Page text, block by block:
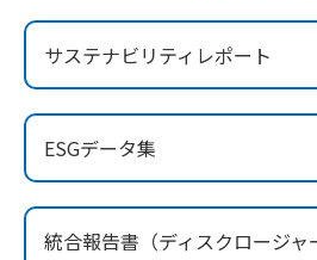
ご契約者さま
マイページログ
入院保険金・手術保険
保険をご検討中のお客さま
保険をご検討中のお客さま
終身保険
法人のお客さま
【まずはご相談ください】企
ちら
お役立ち情報
かんぽ生命について
サステナビリティレポート
ESGデータ集
統合報告書（ディスクロージャ